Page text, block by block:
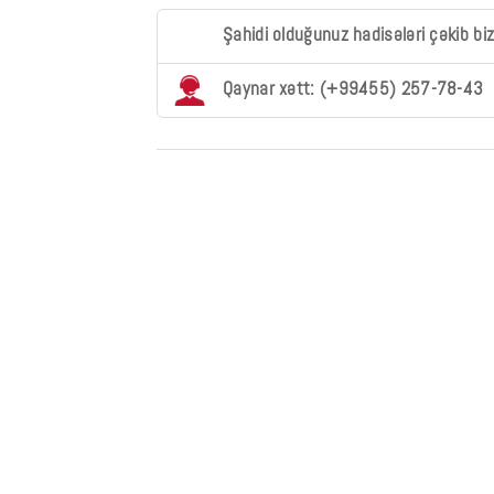
Şahidi olduğunuz hadisələri çəkib
Qaynar xətt: (+99455) 257-78-43